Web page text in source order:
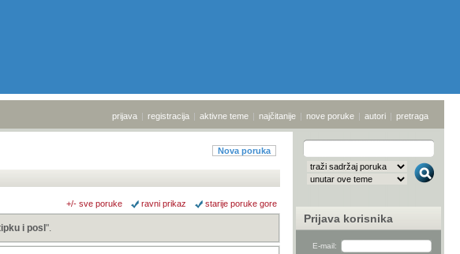
prijava | registracija | aktivne teme | najčitanije | nove poruke | autori | pretraga
Nova poruka
+/- sve poruke ravni prikaz starije poruke gore
i posl ".
Prijava korisnika
E-mail: